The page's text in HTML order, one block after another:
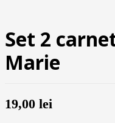
Set 2
Marie
19,00 lei